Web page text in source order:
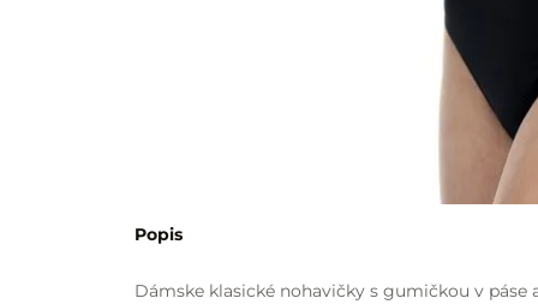
Popis
Dámske klasické nohavičky s gumičkou v